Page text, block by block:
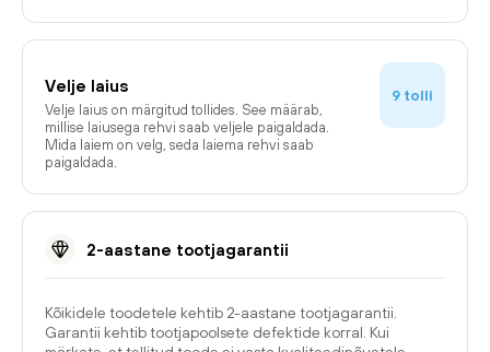
Velje laius
Velje laius on märgitud tollides. See määrab,
millise laiusega rehvi saab veljele paigaldada.
Mida laiem on velg, seda laiema rehvi saab
paigaldada.
9 tolli
2-aastane tootjagarantii
Kõikidele toodetele kehtib 2-aastane tootjagarantii.
Garantii kehtib tootjapoolsete defektide korral. Kui